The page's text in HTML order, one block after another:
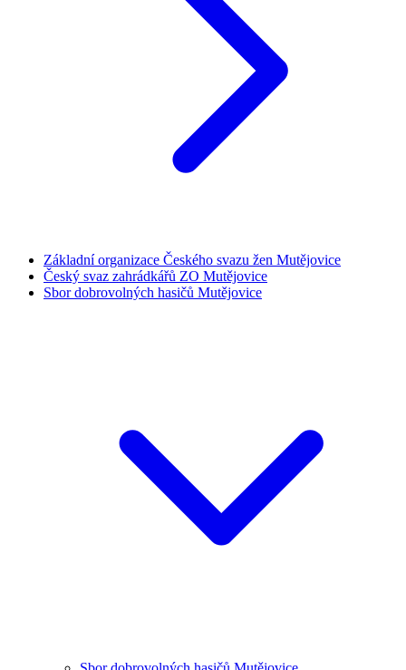
Základní organizace Českého svazu žen Mutějovice
Český svaz zahrádkářů ZO Mutějovice
Sbor dobrovolných hasičů Mutějovice